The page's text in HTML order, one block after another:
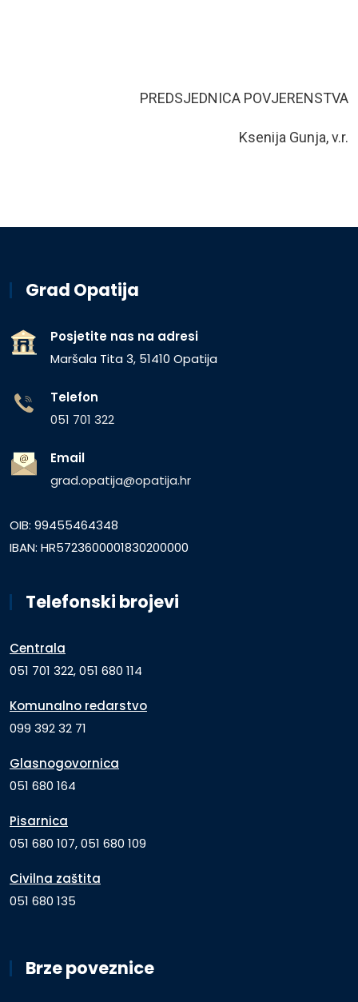
PREDSJEDNICA POVJERENSTVA
Ksenija Gunja, v.r.
Grad Opatija
Posjetite nas na adresi
Maršala Tita 3, 51410 Opatija
Telefon
051 701 322
Email
grad.opatija@opatija.hr
OIB: 99455464348
IBAN: HR5723600001830200000
Telefonski brojevi
Centrala
051 701 322, 051 680 114
Komunalno redarstvo
099 392 32 71
Glasnogovornica
051 680 164
Pisarnica
051 680 107, 051 680 109
Civilna zaštita
051 680 135
Brze poveznice